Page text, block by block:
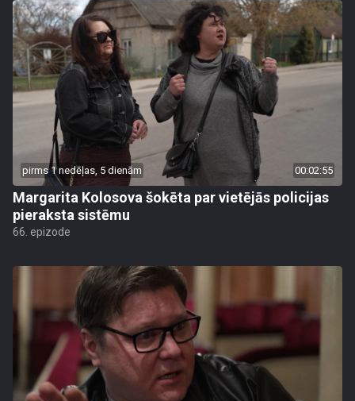
pirms 1 nedēļas, 5 dienām 00:02:55
Margarita Kolosova šokēta par vietējās policijas
pieraksta sistēmu
66. epizode